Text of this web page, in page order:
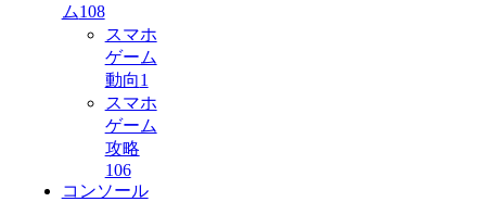
ム108
スマホ
ゲーム
動向1
スマホ
ゲーム
攻略
106
コンソール